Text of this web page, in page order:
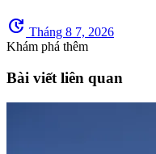
update Tháng 8 7, 2026
Khám phá thêm
Bài viết liên quan